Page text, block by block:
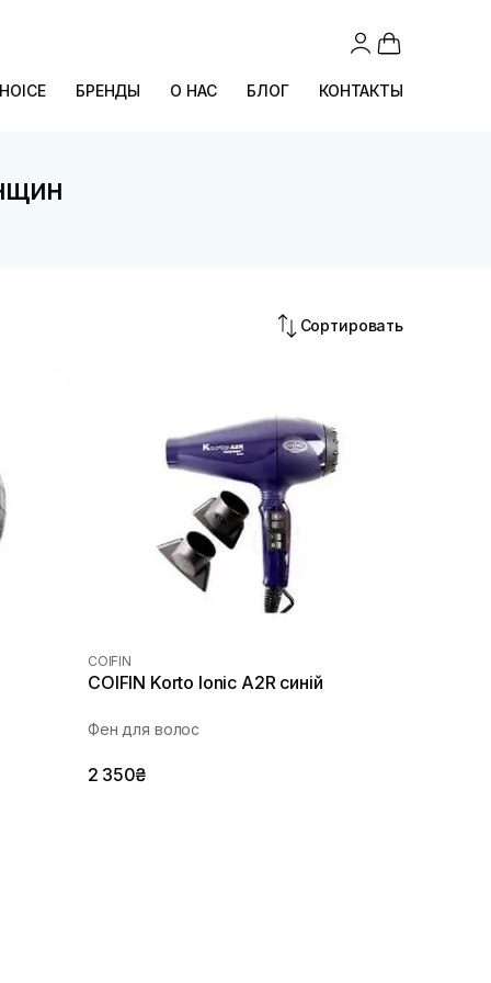
БРЕНДЫ О НАС БЛОГ КОНТАКТЫ
Сортировать
COIFIN
COIFIN Korto Ionic A2R синій
Фен для волос
2 350₴